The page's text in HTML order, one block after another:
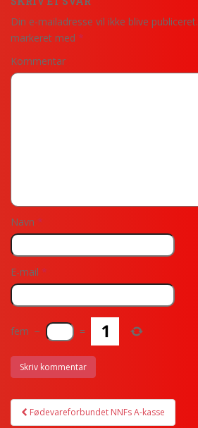
Din e-mailadresse vil ikke blive publiceret.
markeret med *
Kommentar
Navn *
E-mail *
fem − =
Post navigation
Fødevareforbundet NNFs A-kasse